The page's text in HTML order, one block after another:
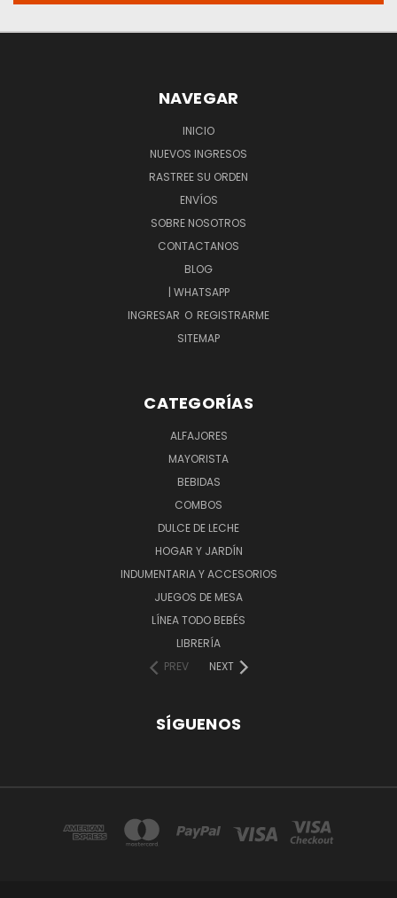
NAVEGAR
INICIO
NUEVOS INGRESOS
RASTREE SU ORDEN
ENVÍOS
SOBRE NOSOTROS
CONTACTANOS
BLOG
| WHATSAPP
INGRESAR O REGISTRARME
SITEMAP
CATEGORÍAS
ALFAJORES
MAYORISTA
BEBIDAS
COMBOS
DULCE DE LECHE
HOGAR Y JARDÍN
INDUMENTARIA Y ACCESORIOS
JUEGOS DE MESA
LÍNEA TODO BEBÉS
LIBRERÍA
PREV
NEXT
SÍGUENOS